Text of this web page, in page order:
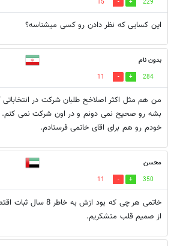
229
15
این کسایی که نظر دادن رو کسی میشناسه؟
بدون نام
284
11
من هم مثل اکثر اصلاخح طلبان شرکت در انتخاباتی
بشه رو صحیح نمی دونم و در اون شرکت نمی کنم.
خودم رو هم برای اقای خاتمی فرستادم.
محسن
350
11
خاتمی هر چی که بود ازش
از صمیم قلب متشکریم.